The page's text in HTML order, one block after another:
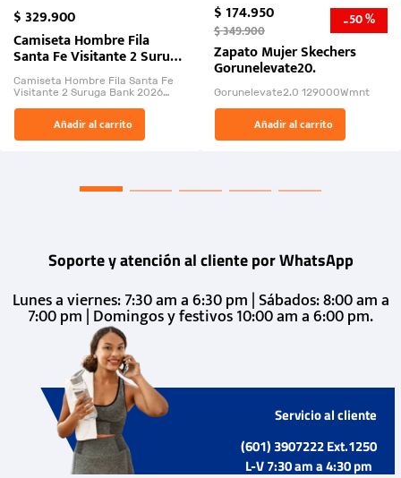
$329.900
Camiseta Hombre Fila
Santa Fe Visitante 2 Suruga
Bank 2026
Camiseta Hombre Fila Santa Fe
Visitante 2 Suruga Bank 2026
El Rugido del Sol Naciente:
“Primeros para la Et...
Añadir al carrito
$174.950
$349.900 -50 %
Zapato Mujer Skechers
Gorunelevate20.
Gorunelevate2.0 129000Wmnt
Añadir al carrito
Soporte y atención al cliente por WhatsApp
Lunes a viernes: 7:30 am a 6:30 pm | Sábados: 8:00 am a
7:00 pm | Domingos y festivos 10:00 am a 6:00 pm.
Servicio al cliente
(601) 3907222 Ext.1250
L-V 7:30 am a 4:30 pm